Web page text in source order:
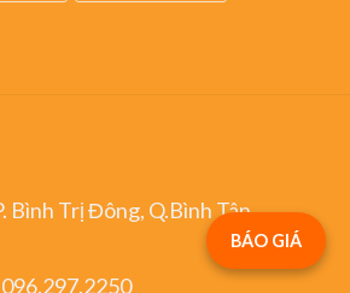
Bình Trị Đông, Q.Bình Tân,
096.297.2250
BÁO GIÁ